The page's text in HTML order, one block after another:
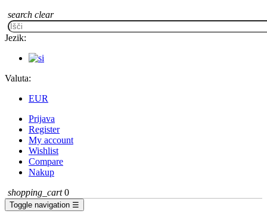
search clear
Jezik:
Valuta:
EUR
Prijava
Register
My account
Wishlist
Compare
Nakup
shopping_cart 0
Toggle navigation ☰